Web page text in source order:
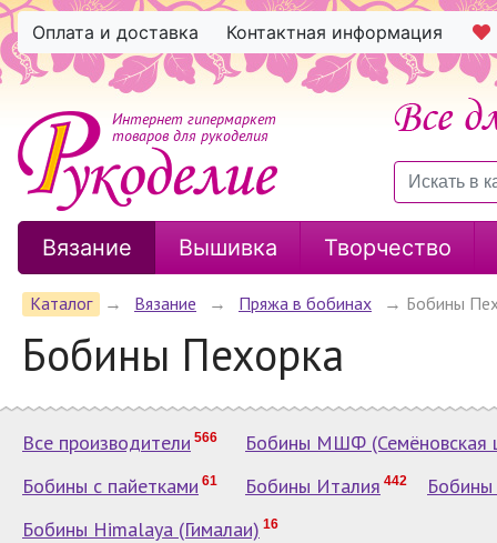
Оплата и доставка Контактная информация
Интернет гипермаркет
товаров для рукоделия
Вязание Вышивка Творчество
Каталог → Вязание → Пряжа в бобинах → Бобины
Бобины Пехорка
Все производители 566
Бобины МШФ (Семёновская
Бобины с пайетками 61 Бобины Италия 442
Бобины Himalaya (Гималаи) 16